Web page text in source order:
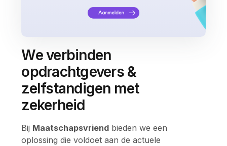
We verbinden
opdrachtgevers &
zelfstandigen met
zekerheid
Bij Maatschapsvriend bieden we een
oplossing die voldoet aan de actuele